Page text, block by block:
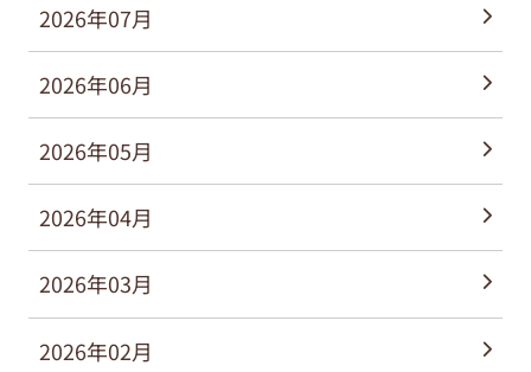
2026年07月
2026年06月
2026年05月
2026年04月
2026年03月
2026年02月